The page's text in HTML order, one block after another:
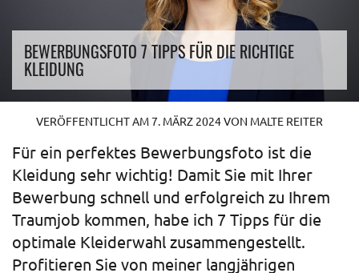
BEWERBUNGSFOTO 7 TIPPS FÜR DIE RICHTIGE
KLEIDUNG
VERÖFFENTLICHT AM7. MÄRZ 2024VON MALTE REITER
Für ein perfektes Bewerbungsfoto ist die
Kleidung sehr wichtig! Damit Sie mit Ihrer
Bewerbung schnell und erfolgreich zu Ihrem
Traumjob kommen, habe ich 7 Tipps für die
optimale Kleiderwahl zusammengestellt.
Profitieren Sie von meiner langjährigen